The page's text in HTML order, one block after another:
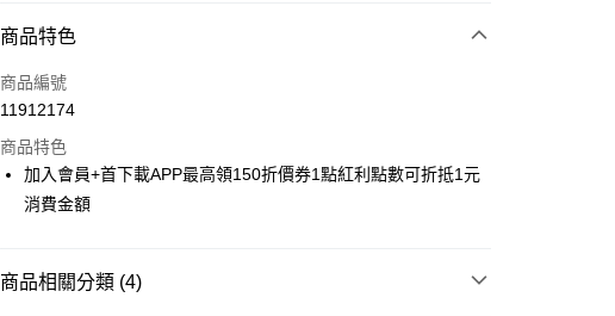
付款方式
信用卡一次付款
LINE Pay
Apple Pay
商品特色
商品編號
11912174
商品特色
加入會員+首下載APP最高領150折價券1點紅利點數可折抵1元
消費金額
商品相關分類 (4)